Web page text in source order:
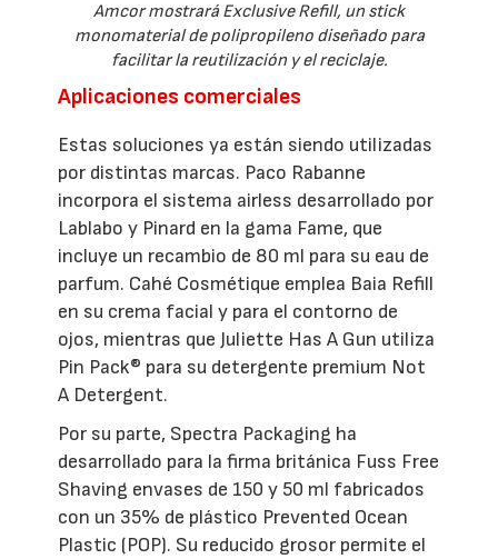
Amcor mostrará Exclusive Refill, un stick
monomaterial de polipropileno diseñado para
facilitar la reutilización y el reciclaje.
Aplicaciones comerciales
Estas soluciones ya están siendo utilizadas
por distintas marcas. Paco Rabanne
incorpora el sistema airless desarrollado por
Lablabo y Pinard en la gama Fame, que
incluye un recambio de 80 ml para su eau de
parfum. Cahé Cosmétique emplea Baia Refill
en su crema facial y para el contorno de
ojos, mientras que Juliette Has A Gun utiliza
Pin Pack® para su detergente premium Not
A Detergent.
Por su parte, Spectra Packaging ha
desarrollado para la firma británica Fuss Free
Shaving envases de 150 y 50 ml fabricados
con un 35% de plástico Prevented Ocean
Plastic (POP). Su reducido grosor permite el